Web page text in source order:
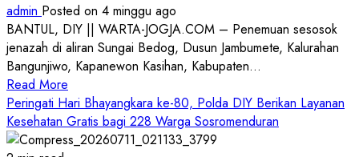
Menuju
Kapolri
Cup
2026
admin Posted on 4 minggu ago
BANTUL, DIY || WARTA-JOGJA.COM – Penemuan sesosok
jenazah di aliran Sungai Bedog, Dusun Jambumete, Kalurahan
Bangunjiwo, Kapanewon Kasihan, Kabupaten...
Read More
more
about
Penelusuran
Peringati Hari Bhayangkara ke-80, Polda DIY Berikan Layanan
Kesehatan Gratis bagi 228 Warga Sosromenduran